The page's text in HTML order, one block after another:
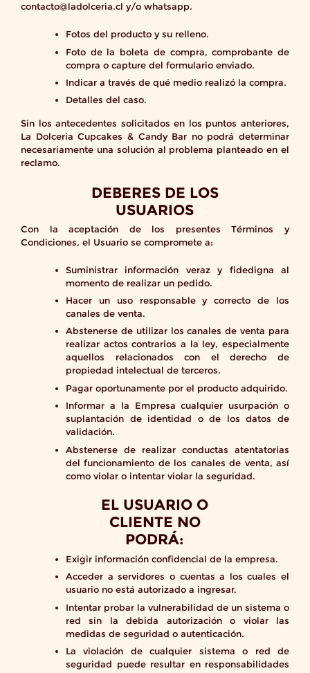
contacto@ladolceria.cl y/o whatsapp.
Fotos del producto y su relleno.
Foto de la boleta de compra, comprobante de
compra o capture del formulario enviado.
Indicar a través de qué medio realizó la compra.
Detalles del caso.
Sin los antecedentes solicitados en los puntos anteriores,
La Dolceria Cupcakes & Candy Bar no podrá determinar
necesariamente una solución al problema planteado en el
reclamo.
DEBERES DE LOS
USUARIOS
Con la aceptación de los presentes Términos y
Condiciones, el Usuario se compromete a:
Suministrar información veraz y fidedigna al
momento de realizar un pedido.
Hacer un uso responsable y correcto de los
canales de venta.
Abstenerse de utilizar los canales de venta para
realizar actos contrarios a la ley, especialmente
aquellos relacionados con el derecho de
propiedad intelectual de terceros.
Pagar oportunamente por el producto adquirido.
Informar a la Empresa cualquier usurpación o
suplantación de identidad o de los datos de
validación.
Abstenerse de realizar conductas atentatorias
del funcionamiento de los canales de venta, así
como violar o intentar violar la seguridad.
EL USUARIO O
CLIENTE NO
PODRÁ:
Exigir información confidencial de la empresa.
Acceder a servidores o cuentas a los cuales el
usuario no está autorizado a ingresar.
Intentar probar la vulnerabilidad de un sistema o
red sin la debida autorización o violar las
medidas de seguridad o autenticación.
La violación de cualquier sistema o red de
seguridad puede resultar en responsabilidades